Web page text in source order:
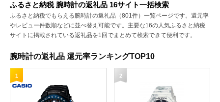
ふるさと納税 腕時計の返礼品 16サイト一括検索
ふるさと納税でもらえる腕時計の返礼品（801件）一覧ページです。還元率
やレビュー件数順などに並べ替え可能です。主要な16の人気ふるさと納税
サイトに掲載されている返礼品を1回でまとめて検索できて便利です。
腕時計の返礼品 還元率ランキングTOP10
1 2